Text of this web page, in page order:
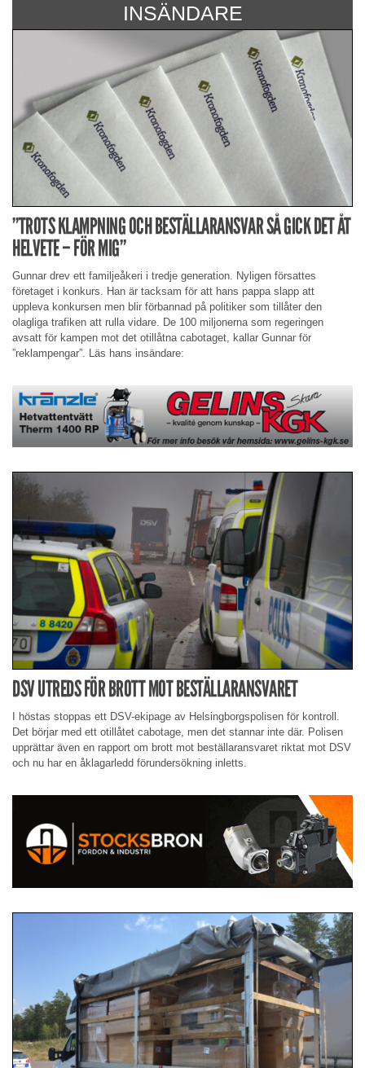
INSÄNDARE
”TROTS KLAMPNING OCH BESTÄLLARANSVAR SÅ GICK DET ÅT
HELVETE – FÖR MIG”
Gunnar drev ett familjeåkeri i tredje generation. Nyligen försattes
företaget i konkurs. Han är tacksam för att hans pappa slapp att
uppleva konkursen men blir förbannad på politiker som tillåter den
olagliga trafiken att rulla vidare. De 100 miljonerna som regeringen
avsatt för kampen mot det otillåtna cabotaget, kallar Gunnar för
”reklampengar”. Läs hans insändare:
DSV UTREDS FÖR BROTT MOT BESTÄLLARANSVARET
I höstas stoppas ett DSV-ekipage av Helsingborgspolisen för kontroll.
Det börjar med ett otillåtet cabotage, men det stannar inte där. Polisen
upprättar även en rapport om brott mot beställaransvaret riktat mot DSV
och nu har en åklagarledd förundersökning inletts.